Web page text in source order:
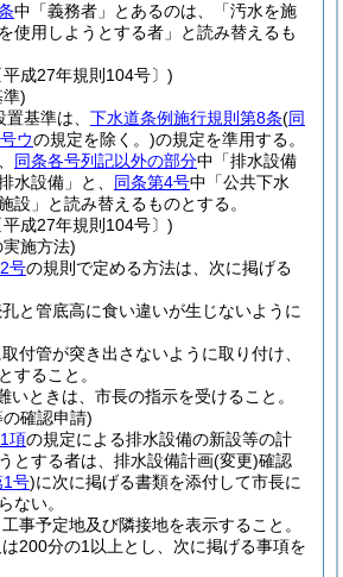
中「義務者」とあるのは、「汚水を施
使用しようとする者」と読み替えるも
成27年規則104号〕)
)
基準は、 下水道条例施行規則第8条(同
ウの規定を除く。)の規定を準用する。
同条各号列記以外の部分中「排水設備
水設備」と、 同条第4号中「公共下水
設」と読み替えるものとする。
成27年規則104号〕)
施方法)
号の規則で定める方法は、次に掲げる
と管底高に食い違いが生じないように
付管が突き出さないように取り付け、
すること。
いときは、市長の指示を受けること。
確認申請)
項の規定による排水設備の新設等の計
とする者は、排水設備計画(変更)確認
1号)に次に掲げる書類を添付して市長に
ない。
事予定地及び隣接地を表示すること。
200分の1以上とし、次に掲げる事項を